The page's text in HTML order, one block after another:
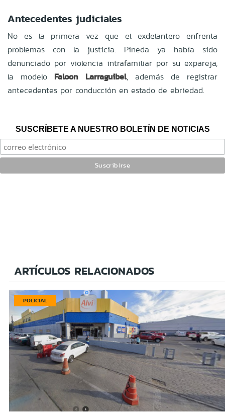
Antecedentes judiciales
No es la primera vez que el exdelantero enfrenta
problemas con la justicia. Pineda ya había sido
denunciado por violencia intrafamiliar por su expareja,
la modelo Faloon Larraguibel, además de registrar
antecedentes por conducción en estado de ebriedad.
SUSCRÍBETE A NUESTRO BOLETÍN DE NOTICIAS
ARTÍCULOS RELACIONADOS
POLICIAL